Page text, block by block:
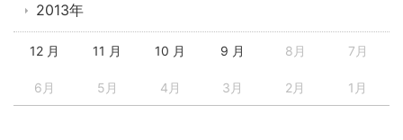
2013年
12 月 11 月 10 月 9 月 8月 7月
6月 5月 4月 3月 2月 1月